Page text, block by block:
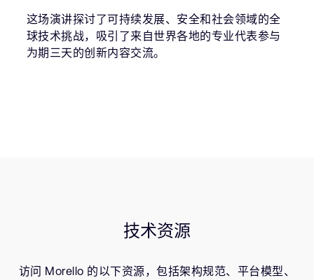
这场演讲探讨了可持续发展、安全和社会领域的全
球技术挑战，吸引了来自世界各地的专业代表参与
为期三天的创新内容交流。
技术资源
访问 Morello 的以下资源，包括架构规范、平台模型、